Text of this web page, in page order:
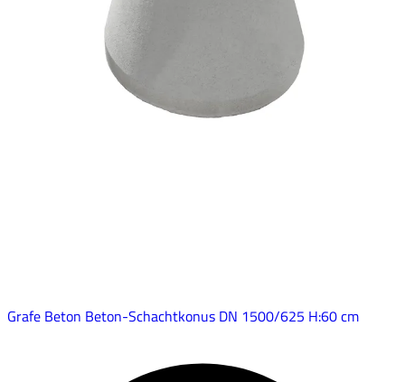
Grafe Beton Beton-Schachtkonus DN 1500/625 H:60 cm